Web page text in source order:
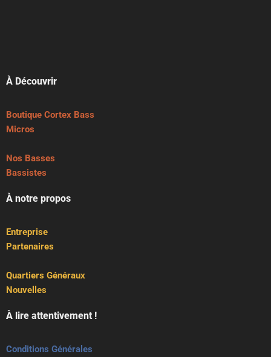
À Découvrir
Boutique Cortex Bass
Micros
Nos Basses
Bassistes
À notre propos
Entreprise
Partenaires
Quartiers Généraux
Nouvelles
À lire attentivement !
Conditions Générales